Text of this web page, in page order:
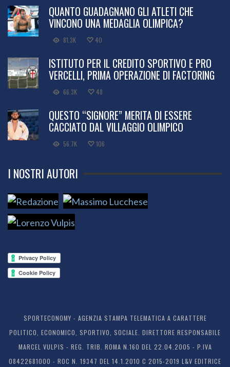
QUANTO GUADAGNANO GLI ATLETI CHE
VINCONO UNA MEDAGLIA OLIMPICA?
81.3K 40
ISTITUTO PER IL CREDITO SPORTIVO E PRO
VERCELLI, PRIMA OPERAZIONE DI FACTORING
66.3K 48
QUESTO “SIGNORE” MERITA DI ESSERE
CACCIATO DAL VILLAGGIO OLIMPICO
56.7K 106
I NOSTRI AUTORI
SPORTECONOMY - AGENZIA STAMPA TELEMATICA A CARATTERE
POLITICO, ECONOMICO, SPORTIVO, SOCIALE. DIRETTORE RESPONSABILE
MARCEL VULPIS - REG. TRIB. ROMA N.160 DEL 22.04.2005 - P.IVA
08422681000 - ROC N. 19347 DEL 14.1.2010 C 2015-2019 L&V EDITRICE